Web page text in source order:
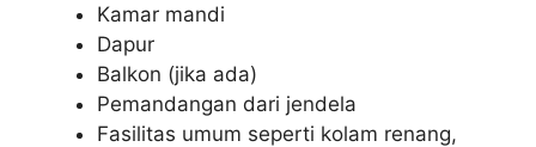
Kamar mandi
Dapur
Balkon (jika ada)
Pemandangan dari jendela
Fasilitas umum seperti kolam renang,